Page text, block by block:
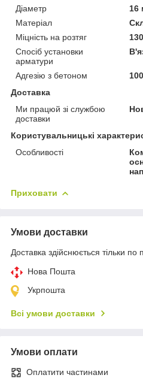
Діаметр
16
Матеріал
Міцність на розтяг
Спосіб установки
арматури
Адгезію з бетоном
Доставка
Ми працюй зі службою
доставки
Користувальницькі
Особливості
Приховати
Умови доставки
Доставка здійснюється тільки по
Нова Пошта
Укрпошта
Всі умови доставки
Умови оплати
Оплатити частинами